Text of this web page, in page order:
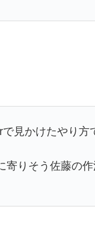
で見かけたやり方
りそう佐藤の作